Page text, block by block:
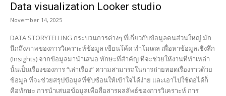
Data visualization Looker studio
November 14, 2025
DATA STORYTELLING กระบวนการต่างๆ ที่เกี่ยวกับข้อมูลคนส่วนใหญ่ มัก
นึกถึงภาพของการวิเคราะห์ข้อมูล เขียนโค้ด ทำโมเดล เพื่อหาข้อมูลเชิงลึก
(Insights) จากข้อมูลมานำเสนอ ทักษะที่สำคัญ ที่จะช่วยให้งานที่ทำเหล่า
นั้นเป็นเรื่องของการ “เล่าเรื่อง” ความสามารถในการถ่ายทอดเรื่องราวด้วย
ข้อมูล ที่จะช่วยสรุปข้อมูลที่ซับซ้อนให้เข้าใจได้ง่าย และเอาไปใช้ต่อได้ก็
คือทักษะ การนำเสนอข้อมูลเพื่อสื่อสารผลลัพธ์ของการวิเคราะห์ การ